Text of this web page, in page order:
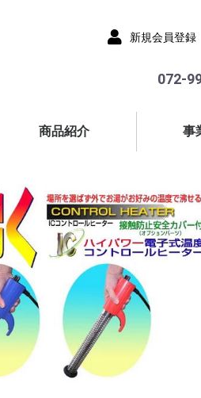
新規会員登録
072-
商品紹介 事